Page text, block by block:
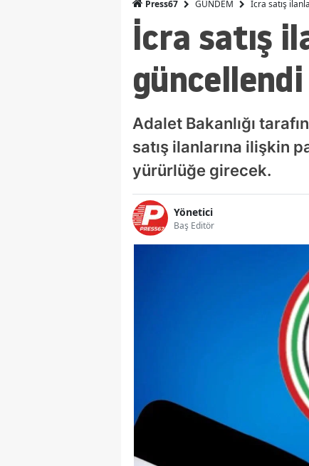
Press67 GÜNDEM İcra satış
İcra satış
güncellendi
Adalet Bakanlığı
satış ilanlarına ilişkin
yürürlüğe girecek.
Yönetici
Baş Editör